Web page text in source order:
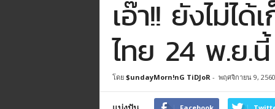
l
เอ๊า!! ยังไม่ไ
ไทย 24 พ.ย.นี้
โดย $undayMorn!nG TiDJoR- พฤศจิกายน 9, 2560